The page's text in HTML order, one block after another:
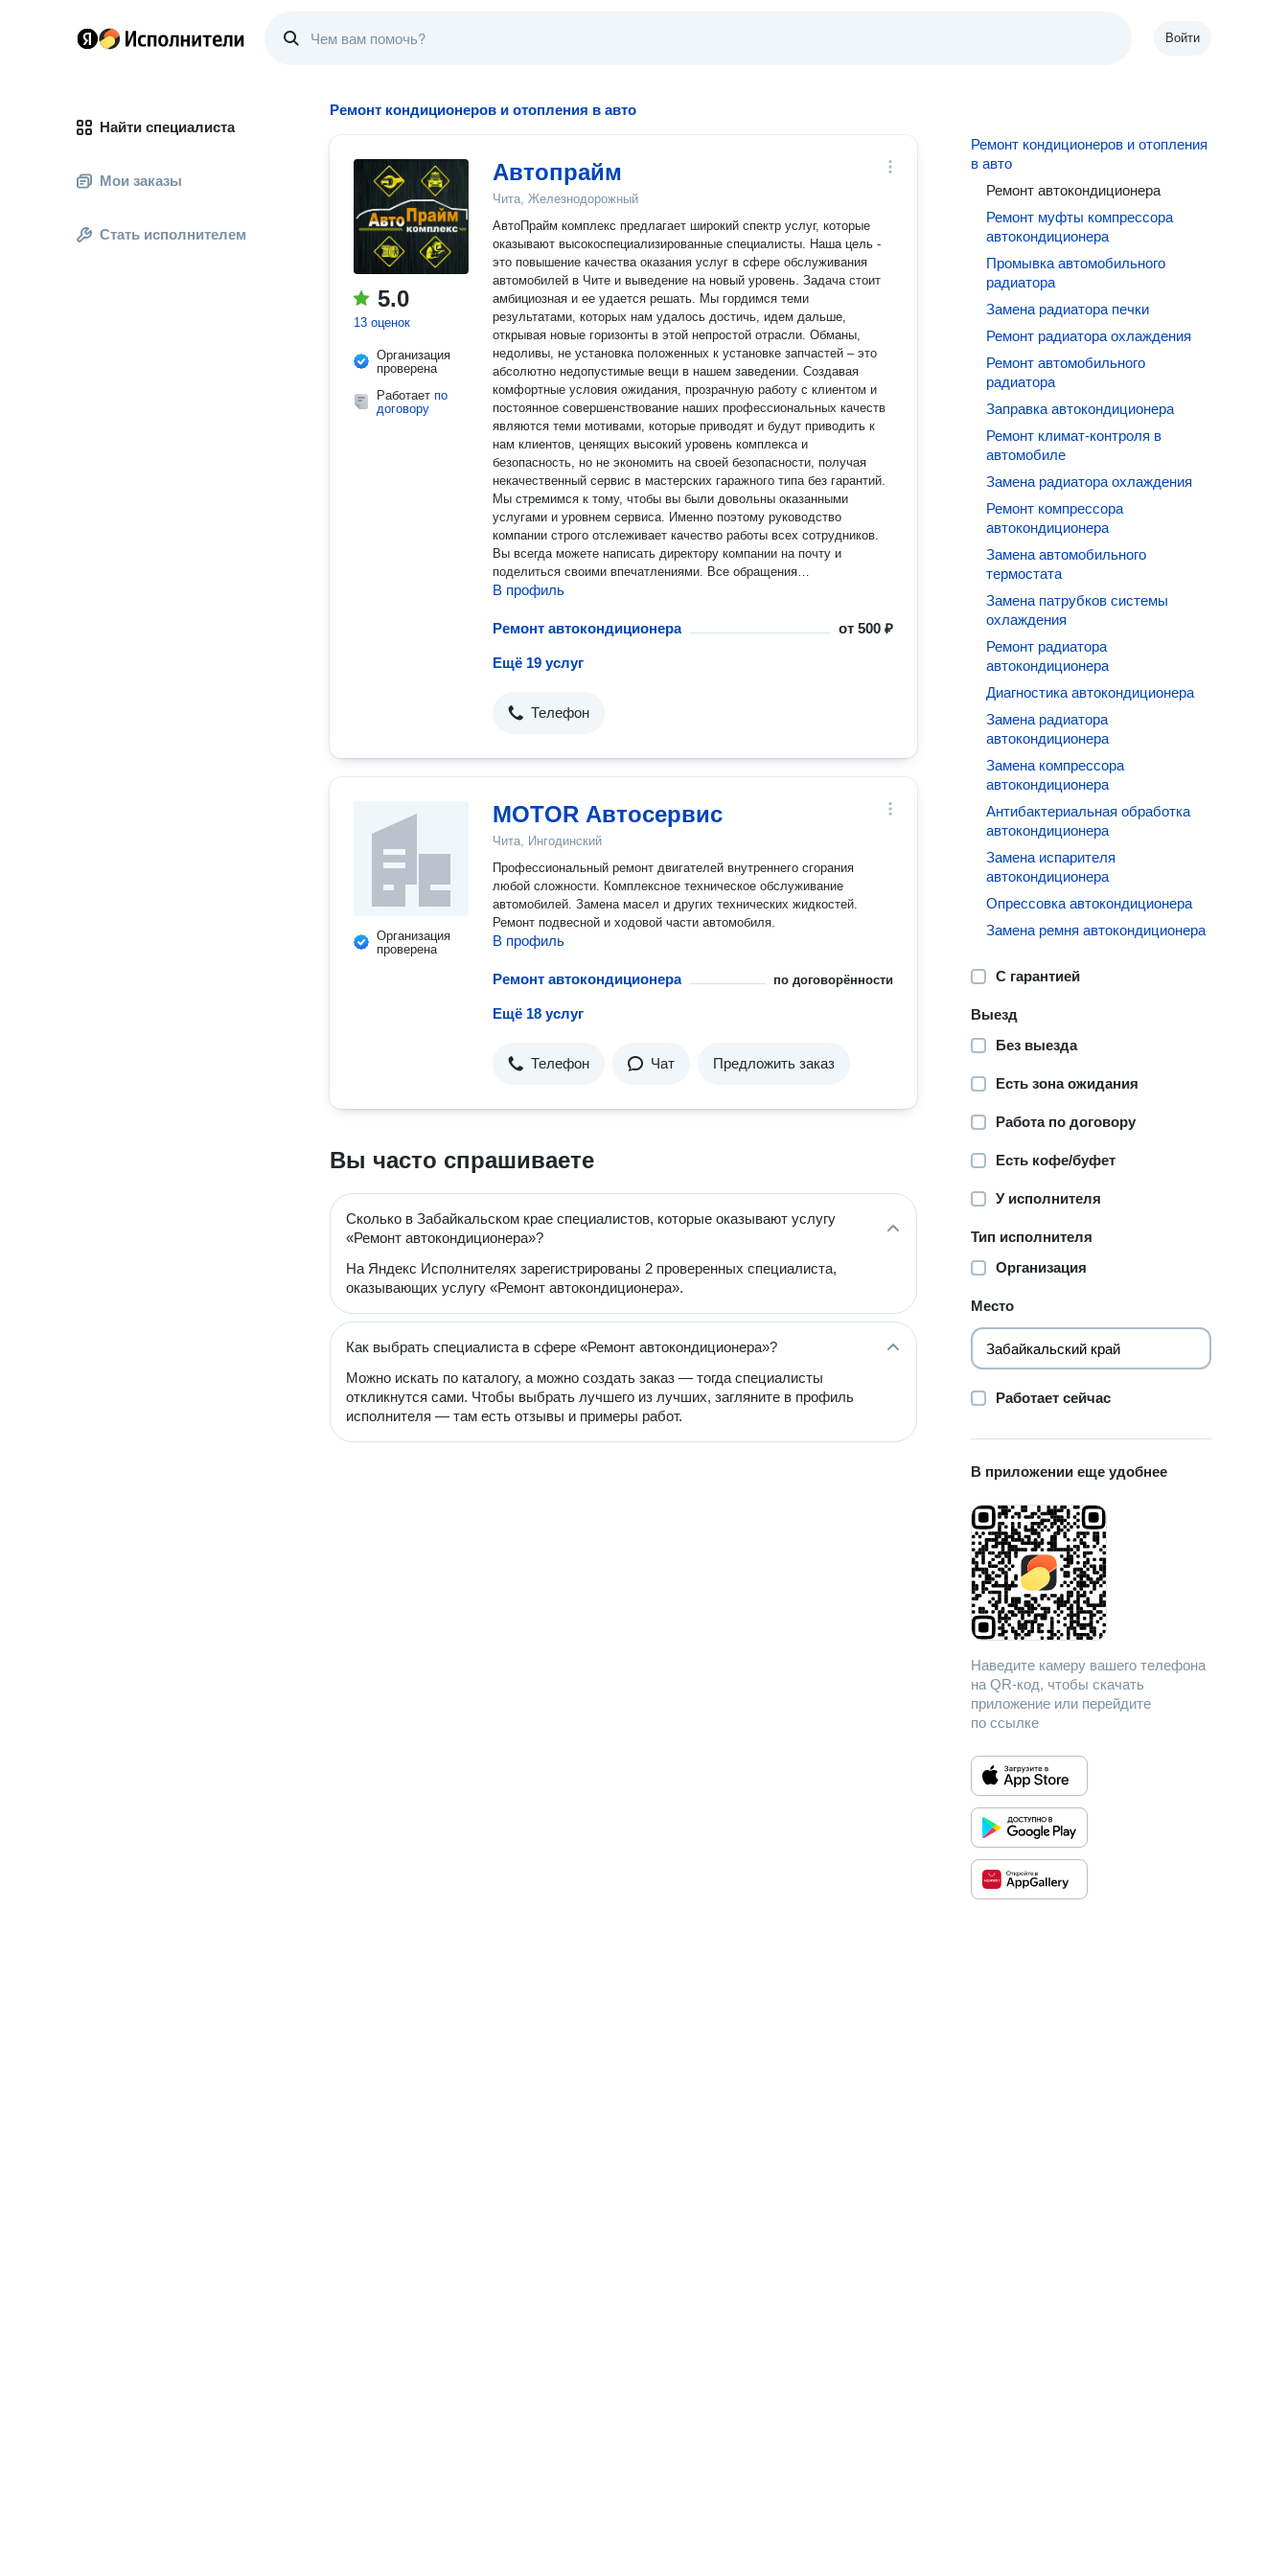
Войти
Найти специалиста
Мои заказы
Стать исполнителем
Ремонт кондиционеров и отопления в авто
5.0
13 оценок
Организация
проверена
Работает по
договору
Автопрайм
Чита, Железнодорожный
АвтоПрайм комплекс предлагает широкий спектр услуг, которые
оказывают высокоспециализированные специалисты. Наша цель -
это повышение качества оказания услуг в сфере обслуживания
автомобилей в Чите и выведение на новый уровень. Задача стоит
амбициозная и ее удается решать. Мы гордимся теми
результатами, которых нам удалось достичь, идем дальше,
открывая новые горизонты в этой непростой отрасли. Обманы,
недоливы, не установка положенных к установке запчастей – это
абсолютно недопустимые вещи в нашем заведении. Создавая
комфортные условия ожидания, прозрачную работу с клиентом и
постоянное совершенствование наших профессиональных качеств
являются теми мотивами, которые приводят и будут приводить к
нам клиентов, ценящих высокий уровень комплекса и
безопасность, но не экономить на своей безопасности, получая
некачественный сервис в мастерских гаражного типа без гарантий.
Мы стремимся к тому, чтобы вы были довольны оказанными
услугами и уровнем сервиса. Именно поэтому руководство
компании строго отслеживает качество работы всех сотрудников.
Вы всегда можете написать директору компании на почту и
поделиться своими впечатлениями. Все обращения
рассматриваются и по ним принимаются меры
В профиль
Ремонт автокондиционера от500 ₽
Ещё 19 услуг
Телефон
Организация
проверена
MOTOR Автосервис
Чита, Ингодинский
Профессиональный ремонт двигателей внутреннего сгорания
любой сложности. Комплексное техническое обслуживание
автомобилей. Замена масел и других технических жидкостей.
Ремонт подвесной и ходовой части автомобиля.
В профиль
Ремонт автокондиционера по договорённости
Ещё 18 услуг
Телефон Чат Предложить заказ
Вы часто спрашиваете
Сколько в Забайкальском крае специалистов, которые оказывают услугу
«Ремонт автокондиционера»?
На Яндекс Исполнителях зарегистрированы 2 проверенных специалиста,
оказывающих услугу «Ремонт автокондиционера».
Как выбрать специалиста в сфере «Ремонт автокондиционера»?
Можно искать по каталогу, а можно создать заказ — тогда специалисты
откликнутся сами. Чтобы выбрать лучшего из лучших, загляните в профиль
исполнителя — там есть отзывы и примеры работ.
Ремонт кондиционеров и отопления
в авто
Ремонт автокондиционера
Ремонт муфты компрессора
автокондиционера
Промывка автомобильного
радиатора
Замена радиатора печки
Ремонт радиатора охлаждения
Ремонт автомобильного
радиатора
Заправка автокондиционера
Ремонт климат-контроля в
автомобиле
Замена радиатора охлаждения
Ремонт компрессора
автокондиционера
Замена автомобильного
термостата
Замена патрубков системы
охлаждения
Ремонт радиатора
автокондиционера
Диагностика автокондиционера
Замена радиатора
автокондиционера
Замена компрессора
автокондиционера
Антибактериальная обработка
автокондиционера
Замена испарителя
автокондиционера
Опрессовка автокондиционера
Замена ремня автокондиционера
С гарантией
Выезд
Без выезда
Есть зона ожидания
Работа по договору
Есть кофе/буфет
У исполнителя
Тип исполнителя
Организация
Место
Работает сейчас
В приложении еще удобнее
Наведите камеру вашего телефона
на QR-код, чтобы скачать
приложение или перейдите
по ссылке